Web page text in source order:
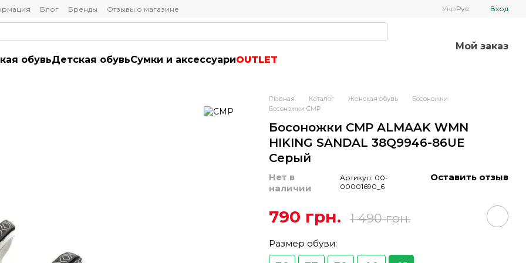
Блог Бренды Отзывы о магазине УкрРус Вход
обувьДетская обувьСумки и аксессуариOUTLET
Мой заказ
Главная Каталог Женская обувь
Босоножки
Босоножки CMP
Босоножки CMP ALMAAK WMN
HIKING SANDAL 38Q9946-86UE
Серый
Нет в
наличии
Артикул: 00-
00001690_6
Оставить отзыв
790 грн. 1 490 грн.
Размер обуви: